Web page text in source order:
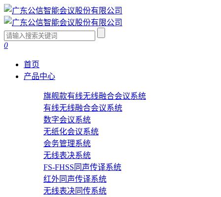
0
首页
产品中心
旗舰款有线无线融合会议系统
有线无线融合会议系统
数字会议系统
无纸化会议系统
会务管理系统
无线表决系统
FS-FHSS同声传译系统
红外同声传译系统
无线表决同传系统